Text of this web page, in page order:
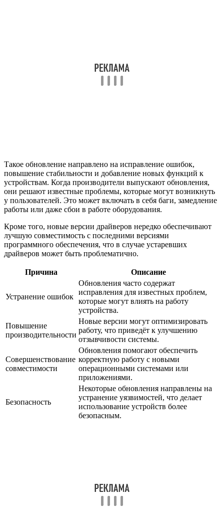
Такое обновление направлено на исправление ошибок,
повышение стабильности и добавление новых функций к
устройствам. Когда производители выпускают обновления,
они решают известные проблемы, которые могут возникнуть
у пользователей. Это может включать в себя баги, замедление
работы или даже сбои в работе оборудования.
Кроме того, новые версии драйверов нередко обеспечивают
лучшую совместимость с последними версиями
программного обеспечения, что в случае устаревших
драйверов может быть проблематично.
Причина Описание
Устранение ошибок
Обновления часто содержат
исправления для известных проблем,
которые могут влиять на работу
устройства.
Повышение
производительности
Новые версии могут оптимизировать
работу, что приведёт к улучшению
отзывчивости системы.
Совершенствование
совместимости
Обновления помогают обеспечить
корректную работу с новыми
операционными системами или
приложениями.
Безопасность
Некоторые обновления направлены на
устранение уязвимостей, что делает
использование устройств более
безопасным.